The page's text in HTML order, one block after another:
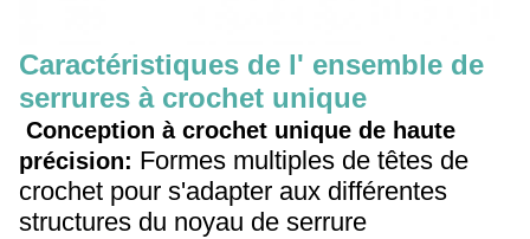
Caractéristiques de l' ensemble de
serrures à crochet unique
Conception à crochet unique de haute
précision: Formes multiples de têtes de
crochet pour s'adapter aux différentes
structures du noyau de serrure